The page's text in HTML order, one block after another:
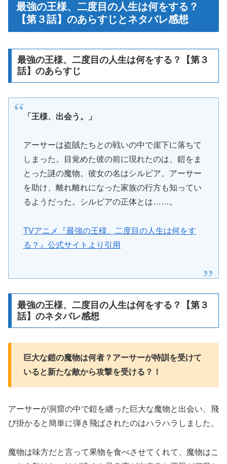
最強の王様、二度目の人生は何をする？
【第３話】のあらすじとネタバレ感想
最強の王様、二度目の人生は何をする？【第３
話】のあらすじ
「王様、出会う。」
アーサーは盗賊たちとの戦いの中で崖下に落ちて
しまった。目覚めた彼の前に現れたのは、鎧をま
とった謎の魔物。彼女の名はシルビア。アーサー
を助け、離れ離れになった家族の行方も知ってい
るようだった。シルビアの正体とは……。
TVアニメ『最強の王様、二度目の人生は何をす
る？』公式サイトより引用
最強の王様、二度目の人生は何をする？【第３
話】のネタバレ感想
巨大な鎧の魔物は何者？アーサーが特訓を受けて
いると新たな敵から攻撃を受ける？！
アーサーが洞窟の中で鎧を纏った巨大な魔物と出会い、飛
び掛かると簡単に弾き飛ばされたのはハラハラしました。
魔物は味方だと言って果物を食べさせてくれて、魔物はこ